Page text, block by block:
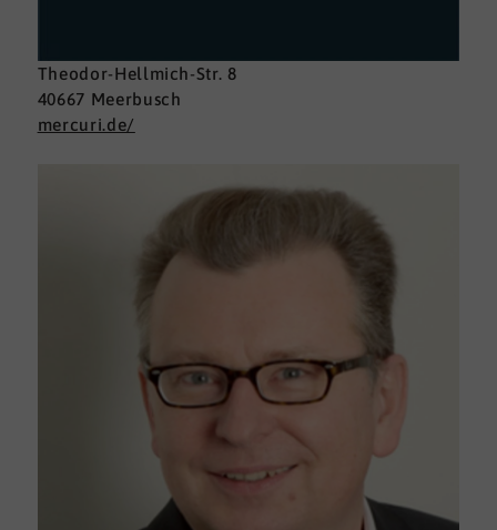
Theodor-Hellmich-Str. 8
40667 Meerbusch
mercuri.de/